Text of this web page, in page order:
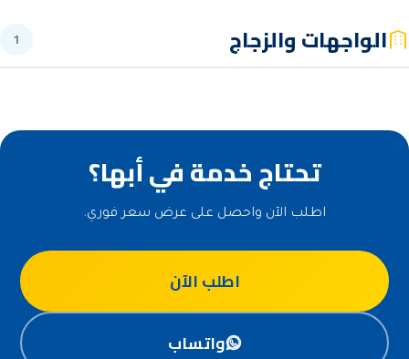
الواجهات والزجاج 1
وأسعار واضحة. فريق…
تحتاج خدمة في أبها؟
اطلب الآن واحصل على عرض سعر فوري.
اطلب الآن
واتساب